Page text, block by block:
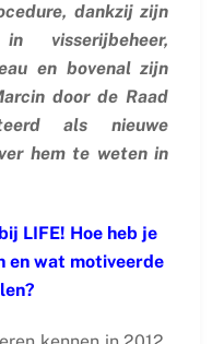
dankzij zijn
visserijbeheer,
en bovenal zijn
door de Raad
als nieuwe
hem te weten in
LIFE! Hoe heb je
en wat motiveerde